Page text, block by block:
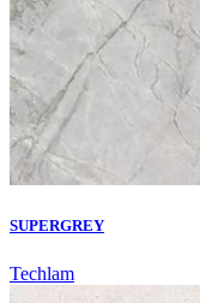
SUPERGREY
Techlam